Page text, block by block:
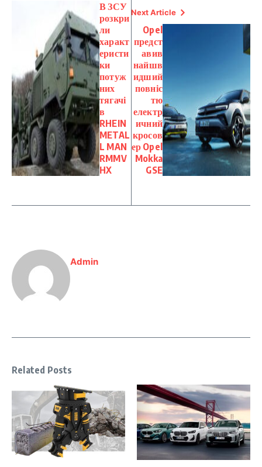
В ЗСУ
розкри
ли
характ
еристи
ки
потуж
них
тягачі
в
RHEIN
METAL
L MAN
RMMV
HX
Next Article
Opel
предст
авив
найшв
идший
повніс
тю
електр
ичний
кросов
ер Opel
Mokka
GSE
Admin
Related Posts